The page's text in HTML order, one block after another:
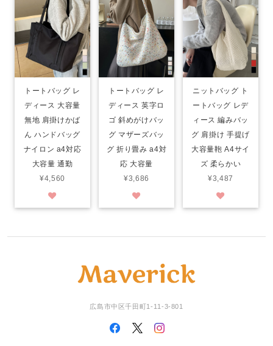
トートバッグ レ
ディース 大容量
無地 肩掛けかば
ん ハンドバッグ
ナイロン a4対応
大容量 通勤
¥4,560
トートバッグ レ
ディース 英字ロ
ゴ 斜めがけバッ
グ マザーズバッ
グ 折り畳み a4対
応 大容量
¥3,686
ニットバッグ ト
ートバッグ レデ
ィース 編みバッ
グ 肩掛け 手提げ
大容量鞄 A4サイ
ズ 柔らかい
¥3,487
広島市中区千田町1-11-3-801